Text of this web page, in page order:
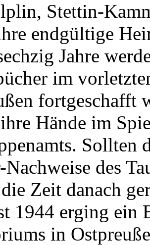
Stettin-
endgültige
Jahre
im
fortgeschafft
Hände im
des
Zeit danach
1944 erging ein
in